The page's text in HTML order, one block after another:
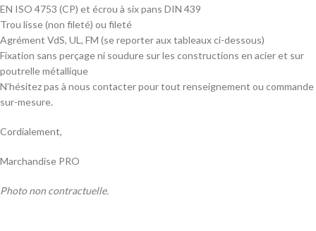
EN ISO 4753 (CP) et écrou à six pans DIN 439
Trou lisse (non fileté) ou fileté
Agrément VdS, UL, FM (se reporter aux tableaux ci-dessous)
Fixation sans perçage ni soudure sur les constructions en acier et sur
poutrelle métallique
N’hésitez pas à nous contacter pour tout renseignement ou commande
sur-mesure.
Cordialement,
Marchandise PRO
Photo non contractuelle.